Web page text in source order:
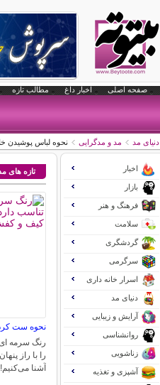
صفحه اصلی اخبار داغ مطالب تازه
دنیای مد مد و مدگرایی نحوه لباس پوشیدن
تازه های
نحوه ست
رنگ سرمه
را با راز
آشنا
اخبار
بازار
فرهنگ و هنر
سلامت
گردشگری
سرگرمی
اسرار خانه داری
دنیای مد
آرایش و زیبایی
روانشناسی
زناشویی
آشپزی و تغذیه